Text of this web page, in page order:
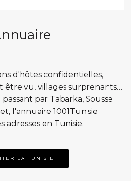
d'hôtes confidentielles,
être vu, villages surprenants…
par Tabarka, Sousse
l'annuaire 1001Tunisie
adresses en Tunisie.
LA TUNISIE